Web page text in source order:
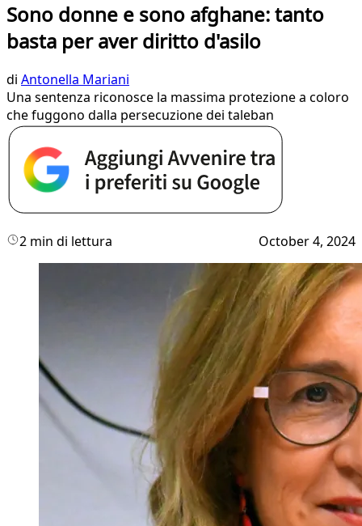
Sono donne e sono afghane: tanto
basta per aver diritto d'asilo
di Antonella Mariani
Una sentenza riconosce la massima protezione a coloro
che fuggono dalla persecuzione dei taleban
2 min di lettura October 4, 2024